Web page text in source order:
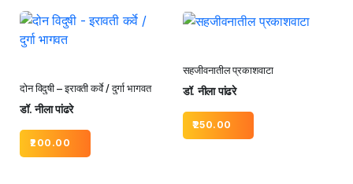
दोन विदुषी – इरावती कर्वे / दुर्गा भागवत
डॉ. नीला पांढरे
200.00
सहजीवनातील प्रकाशवाटा
डॉ. नीला पांढरे
250.00